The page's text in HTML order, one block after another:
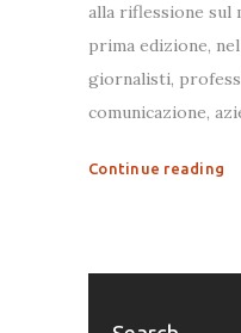
alla riflessione sul
prima edizione,
giornalisti,
comunicazione,
Continue reading